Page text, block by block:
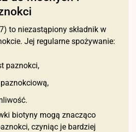
to niezastąpiony składnik w
Jej regularne spożywanie:
paznokci,
biotyny mogą znacząco
czyniąc je bardziej